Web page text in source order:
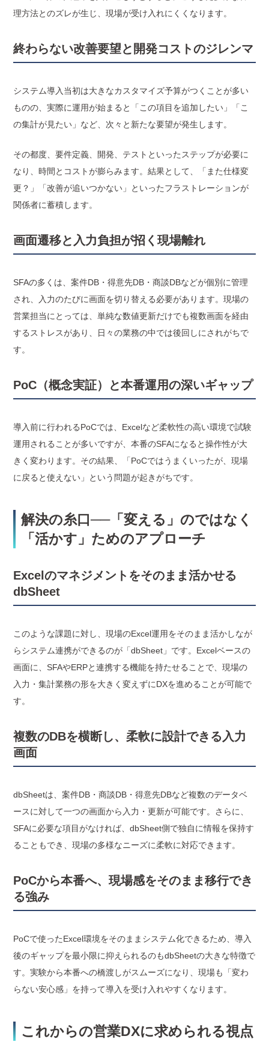
理方法とのズレが生じ、現場が受け入れにくくなります。
終わらない改善要望と開発コストのジレンマ
システム導入当初は大きなカスタマイズ予算がつくことが多い
ものの、実際に運用が始まると「この項目を追加したい」「こ
の集計が見たい」など、次々と新たな要望が発生します。
その都度、要件定義、開発、テストといったステップが必要に
なり、時間とコストが膨らみます。結果として、「また仕様変
更？」「改善が追いつかない」といったフラストレーションが
関係者に蓄積します。
画面遷移と入力負担が招く現場離れ
SFAの多くは、案件DB・得意先DB・商談DBなどが個別に管理
され、入力のたびに画面を切り替える必要があります。現場の
営業担当にとっては、単純な数値更新だけでも複数画面を経由
するストレスがあり、日々の業務の中では後回しにされがちで
す。
PoC（概念実証）と本番運用の深いギャップ
導入前に行われるPoCでは、Excelなど柔軟性の高い環境で試験
運用されることが多いですが、本番のSFAになると操作性が大
きく変わります。その結果、「PoCではうまくいったが、現場
に戻ると使えない」という問題が起きがちです。
解決の糸口──「変える」のではなく
「活かす」ためのアプローチ
Excelのマネジメントをそのまま活かせる
dbSheet
このような課題に対し、現場のExcel運用をそのまま活かしなが
らシステム連携ができるのが「dbSheet」です。Excelベースの
画面に、SFAやERPと連携する機能を持たせることで、現場の
入力・集計業務の形を大きく変えずにDXを進めることが可能で
す。
複数のDBを横断し、柔軟に設計できる入力
画面
dbSheetは、案件DB・商談DB・得意先DBなど複数のデータベ
ースに対して一つの画面から入力・更新が可能です。さらに、
SFAに必要な項目がなければ、dbSheet側で独自に情報を保持す
ることもでき、現場の多様なニーズに柔軟に対応できます。
PoCから本番へ、現場感をそのまま移行でき
る強み
PoCで使ったExcel環境をそのままシステム化できるため、導入
後のギャップを最小限に抑えられるのもdbSheetの大きな特徴で
す。実験から本番への橋渡しがスムーズになり、現場も「変わ
らない安心感」を持って導入を受け入れやすくなります。
これからの営業DXに求められる視点